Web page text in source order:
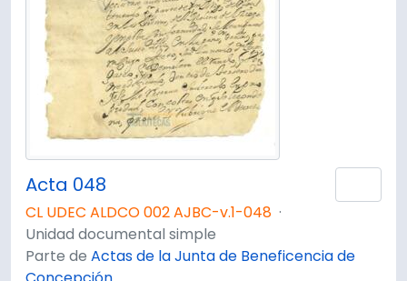
Acta 048
CL UDEC ALDCO 002 AJBC-v.1-048 ·
Unidad documental simple
Parte de Actas de la Junta de Beneficencia de